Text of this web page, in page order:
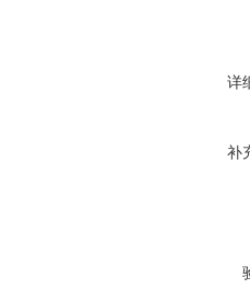
详
补